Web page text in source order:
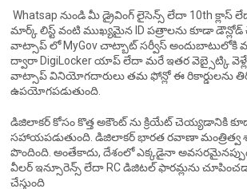
Whatsap నుండి మీ డ్రైవింగ్ లైసెన్స్ లేదా 10th క్లాస్
మార్క్ లిస్ట్ వంటి ముఖ్యమైన ID పత్రాలను కూడా డౌన్లోడ్
వాట్సాప్ లో MyGov చాట్బాట్ సర్వీస్ అందుబాటులోకి
ద్వారా DigiLocker యాప్ లేదా మరే ఇతర వెబ్సైట్కి
వాట్సాప్ వినియోగదారులు తమ ఫోన్లో ఈ రికార్డులను
ఉపయోగపడుతుంది.
డిజిలాకర్ కోసం కొత్త అకౌంట్ ను క్రియేట్ చెయ్యడానికి
సహాయపడుతుంది. డిజిలాకర్ భారత రవాణా మంత్రిత్వ
పొందింది. అంతేకాదు, దేశంలో ఎక్కడైనా
వీలర్ ఇన్సూరెన్స్ లేదా RC డిజిటల్ ఫారమ్లను
చేస్తుంది